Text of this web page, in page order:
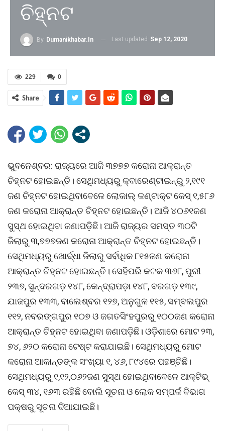
ଚିହ୍ନଟ
By Dumanikhabar.in Last updated Sep 12, 2020
0
229
Share
ଭୁବନେଶ୍ବର: ରାଜ୍ୟରେ ଆଜି ୩୭୭୭ କରୋନା ଆକ୍ରାନ୍ତ
ଚିହ୍ନଟ ହୋଇଛନ୍ତି। ସେଥିମଧ୍ୟରୁ କ୍ବାରେଣ୍ଟାଇନ୍‌ରୁ ୨,୧୯୧
ଜଣ ଚିହ୍ନଟ ହୋଇଥିବାବେଳେ ଲୋକାଲ୍‌ କଣ୍ଟାକ୍ଟ କେସ୍ ୧,୫୮୬
ଜଣ କରୋନା ଆକ୍ରାନ୍ତ ଚିହ୍ନଟ ହୋଇଛନ୍ତି। ଆଜି ୪୦୬୧ଜଣ
ସୁସ୍ଥ ହୋଇଥିବା ଜଣାପଡ଼ିଛି। ଆଜି ରାଜ୍ୟର ସମସ୍ତ ୩୦ଟି
ଜିଲାରୁ ୩,୭୭୭ଜଣ କରୋନା ଆକ୍ରାନ୍ତ ଚିହ୍ନଟ ହୋଇଛନ୍ତି।
ସେଥିମଧ୍ୟରୁ ଖୋର୍ଦ୍ଧା ଜିଲାରୁ ସର୍ବାଧିକ ୮୧୫ଜଣ କରୋନା
ଆକ୍ରାନ୍ତ ଚିହ୍ନଟ ହୋଇଛନ୍ତି। ସେହିପରି କଟକ ୩୬୮, ପୁରୀ
୨୩୭, ସୁନ୍ଦରଗଡ଼ ୧୪୮, କେନ୍ଦ୍ରାପଡ଼ା ୧୪୮, ବରଗଡ଼ ୧୩୯,
ଯାଜପୁର ୧୩୩, ବାଲେଶ୍ବର ୧୨୭, ଅନୁଗୁଳ ୧୧୫, ସମ୍ବଲପୁର
୧୧୨, ନବରଙ୍ଗପୁର ୧୦୭ ଓ ଜଗତସିଂହପୁରରୁ ୧୦୦ଜଣ କରୋନା
ଆକ୍ରାନ୍ତ ଚିହ୍ନଟ ହୋଇଥିବା ଜଣାପଡ଼ିଛି। ଓଡ଼ିଶାରେ ମୋଟ ୨୩,
୭୪, ୬୨୦ କରୋନା ଟେଷ୍ଟ କରାଯାଇଛି। ସେଥିମଧ୍ୟରୁ ମୋଟ
କରୋନା ଆକାନ୍ତଙ୍କ ସଂଖ୍ୟା ୧, ୪୬, ୮୯୪ରେ ପହଞ୍ଚିଛି।
ସେଥିମଧ୍ୟରୁ ୧,୧୨,୦୬୨ଜଣ ସୁସ୍ଥ ହୋଇଥିବାବେଳେ ଆକ୍ଟିଭ୍‌
କେସ୍‌ ୩୪, ୧୬୩ ରହିଛି ବୋଲି ସୂଚନା ଓ ଲୋକ ସମ୍ପର୍କ ବିଭାଗ
ପକ୍ଷରୁ ସୂଚନା ଦିଆଯାଇଛି।